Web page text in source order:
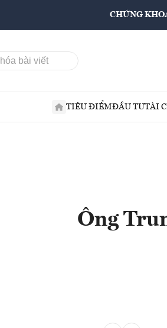
CHỨNG
TIÊU ĐIỂMĐẦU TƯTÀI
Ông